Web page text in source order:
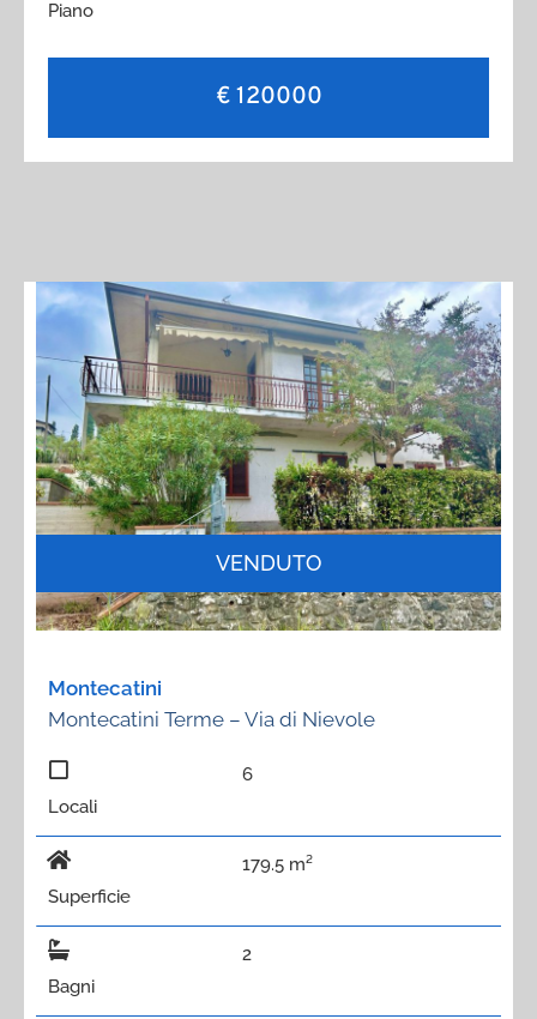
Piano
€ 120000
VENDUTO
Montecatini
Montecatini Terme – Via di Nievole
Locali
6
Superficie
179.5 m²
Bagni
2